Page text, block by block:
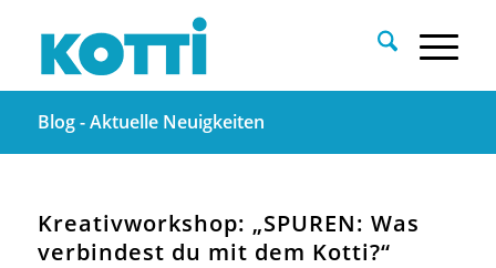
Blog - Aktuelle Neuigkeiten
Kreativworkshop: „SPUREN: Was
verbindest du mit dem Kotti?“